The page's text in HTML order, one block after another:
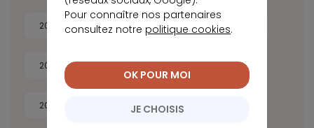
2026 2025 2024
2022 2021 2020 2019
2018
Pour connaître nos partenaires
consultez notre politique cookies.
JE CHOISIS
OK POUR MOI